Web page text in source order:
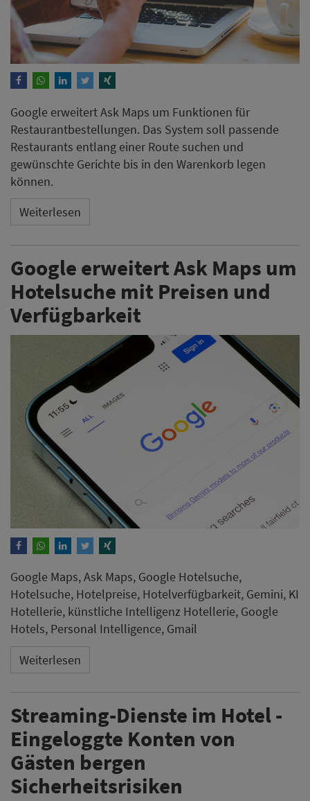
Google erweitert Ask Maps um Funktionen für
Restaurantbestellungen. Das System soll passende
Restaurants entlang einer Route suchen und
gewünschte Gerichte bis in den Warenkorb legen
können.
Weiterlesen
Google erweitert Ask Maps um
Hotelsuche mit Preisen und
Verfügbarkeit
Google Maps, Ask Maps, Google Hotelsuche,
Hotelsuche, Hotelpreise, Hotelverfügbarkeit, Gemini, KI
Hotellerie, künstliche Intelligenz Hotellerie, Google
Hotels, Personal Intelligence, Gmail
Weiterlesen
Streaming-Dienste im Hotel -
Eingeloggte Konten von
Gästen bergen
Sicherheitsrisiken